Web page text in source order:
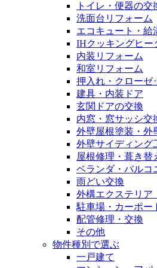
トイレ・便器の交
洗面台リフォーム
エコキュート・給
IHクッキングヒー
内装リフォーム
和室リフォーム
押入れ・クローゼ
建具・内装ドア
玄関ドアの交換
内窓・窓サッシ交
外壁屋根塗装・外
外壁サイディング
屋根修理・葺き替
ベランダ・バルコ
雨どい交換
外構エクステリア
駐車場・カーポー
配管修理・交換
その他
物件種別で選ぶ
一戸建て